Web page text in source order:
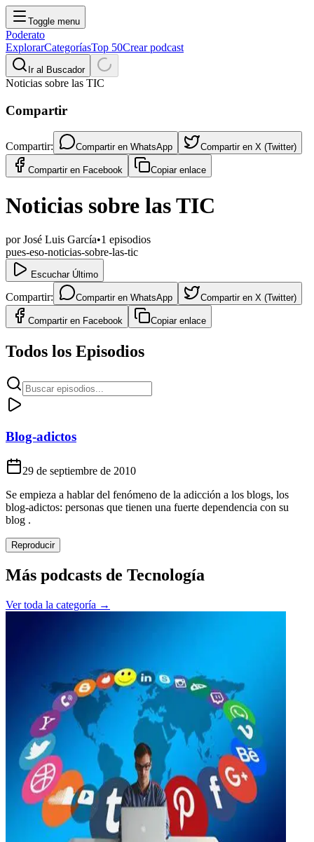
Toggle menu
Poderato
ExplorarCategoríasTop 50Crear podcast
Ir al Buscador
Noticias sobre las TIC
Compartir
Compartir: Compartir en WhatsApp Compartir en X (Twitter)
Compartir en Facebook Copiar enlace
Noticias sobre las TIC
porJosé Luis García•1 episodios
pues-eso-noticias-sobre-las-tic
Escuchar Último
Compartir: Compartir en WhatsApp Compartir en X (Twitter)
Compartir en Facebook Copiar enlace
Todos los Episodios
Blog-adictos
29 de septiembre de 2010
Se empieza a hablar del fenómeno de la adicción a los blogs, los
blog-adictos: personas que tienen una fuerte dependencia con su
blog .
Reproducir
Más podcasts de Tecnología
Ver toda la categoría →